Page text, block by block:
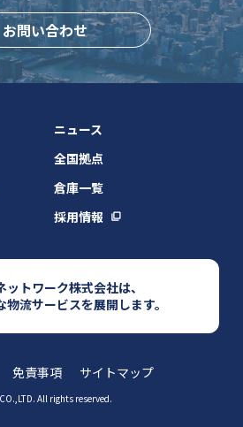
お問い合わせ
ニュース
全国拠点
倉庫一覧
採用情報
ットワーク株式会社は、
物流サービスを展開します。
免責事項 サイトマップ
All rights reserved.